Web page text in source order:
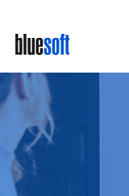
main
content